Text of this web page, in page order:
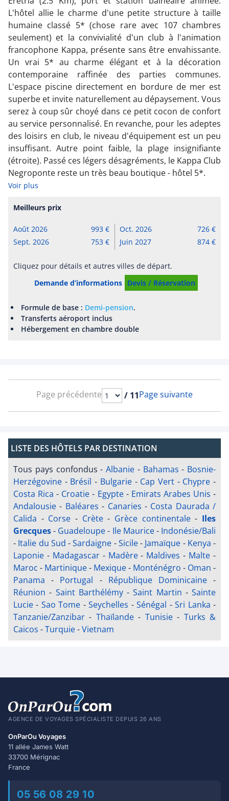
L'hôtel allie le charme d'une petite structure à taille
humaine classé 5* (chose rare avec 107 chambres
seulement) et la convivialité d'un club à l'animation
francophone Kappa, présente sans être envahissante.
Un vrai 5* au charme élégant et à la décoration
contemporaine raffinée des parties communes.
L'espace piscine directement en bordure de mer est
superbe et invite naturellement au dépaysement. Vous
serez à coup sûr choyé dans ce petit cocon de confort
au service personnalisé. En revanche, pour les adeptes
des loisirs en club, le niveau d'équipement est un peu
insuffisant. Autre point faible, la plage insignifiante
(étroite). Passé ces légers désagréments, le Kappa Club
Negroponte reste un très beau boutique - hôtel 5*.
Voir plus
Demande d’informations Devis / Réservation
Meilleurs prix
Août 2026
993
Sept. 2026
753
Oct. 2026
726
Juin 2027
874
Cliquez pour détails et autres villes de départ.
Formule de base : Demi-pension.
Transferts aéroport inclus
Hébergement en chambre double
Page précédente / 11Page suivante
LISTE DES HÔTELS PAR DESTINATION
Tous pays confondus - Albanie - Bahamas - Bosnie-
Herzégovine - Brésil - Bulgarie- Cap Vert- Chypre -
Costa Rica - Croatie - Egypte- Emirats Arabes Unis -
Andalousie - Baléares - Canaries - Costa Daurada /
Calida - Corse - Crète- Grèce continentale- Iles
Grecques- Guadeloupe- Ile Maurice- Indonésie/Bali
- Italie du Sud -Sardaigne -Sicile- Jamaïque - Kenya -
Laponie - Madagascar- Madère- Maldives - Malte -
Maroc - Martinique- Mexique- Monténégro - Oman -
Panama - Portugal - République Dominicaine-
Réunion - Saint Barthélémy-Saint Martin - Sainte
Lucie - Sao Tome -Seychelles -Sénégal -Sri Lanka -
Tanzanie/Zanzibar - Thaïlande- Tunisie- Turks &
Caicos -Turquie-Vietnam
AGENCE DE VOYAGES SPÉCIALISTE DEPUIS 26 ANS
OnParOu Voyages
11 allée James Watt
33700 Mérignac
France
05 56 08 29 10